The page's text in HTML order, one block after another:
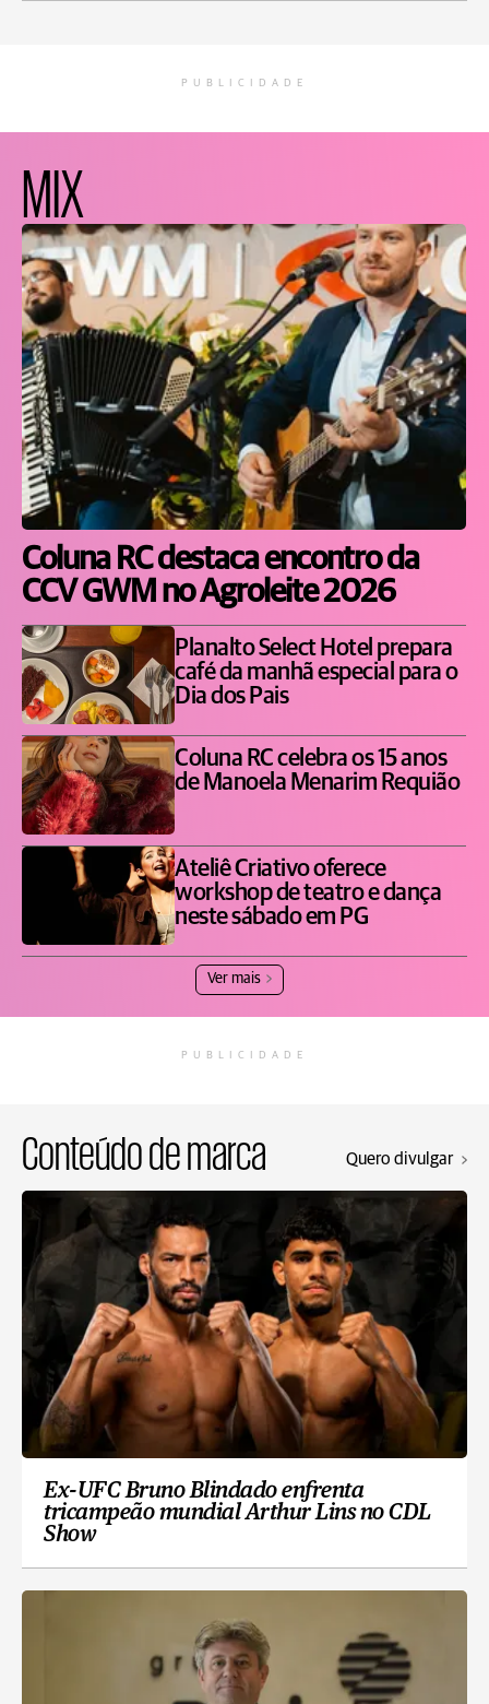
PUBLICIDADE
MIX
Coluna RC destaca encontro da
CCV GWM no Agroleite 2026
Planalto Select Hotel prepara
café da manhã especial para o
Dia dos Pais
Coluna RC celebra os 15 anos
de Manoela Menarim Requião
Ateliê Criativo oferece
workshop de teatro e dança
neste sábado em PG
Ver mais
PUBLICIDADE
Conteúdo de marca Quero divulgar
Ex-UFC Bruno Blindado enfrenta
tricampeão mundial Arthur Lins no CDL
Show